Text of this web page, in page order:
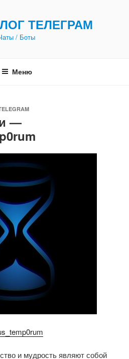
ТЕЛЕГРАМ
/ Боты
Меню
—
и мудрость являют собой